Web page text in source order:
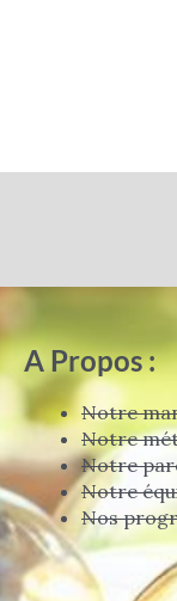
A Propos :
Notre
Notre
Notre
Notre
Nos